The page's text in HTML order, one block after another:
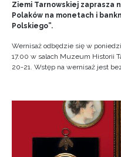
Ziemi Tarnowskiej zaprasza
Polaków na monetach i
Polskiego”.
Wernisaż odbędzie się w
17.00 w salach Muzeum Historii
20-21. Wstęp na wernisaż jest